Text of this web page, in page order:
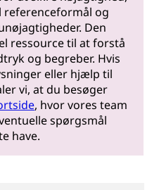
referenceformål og
Den
ressource til at forstå
og begreber. Hvis
eller hjælp til
vi, at du besøger
, hvor vores team
spørgsmål
have.